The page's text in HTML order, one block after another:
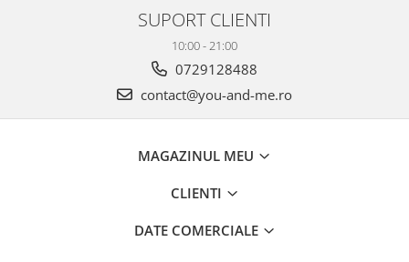
SUPORT CLIENTI
10:00 - 21:00
0729128488
contact@you-and-me.ro
MAGAZINUL MEU
CLIENTI
DATE COMERCIALE